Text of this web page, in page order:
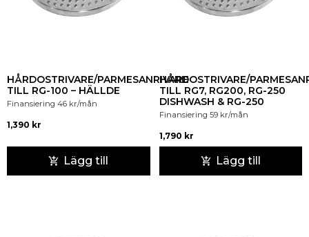
HÅRDOSTRIVARE/PARMESANRIVARE
TILL RG-100 – HÄLLDE
Finansiering 46 kr/mån
1,390 kr
Lägg till
HÅRDOSTRIVARE/
TILL RG7, RG200, RG-250
DISHWASH & RG-250
Finansiering 59 kr/mån
1,790 kr
Lägg till